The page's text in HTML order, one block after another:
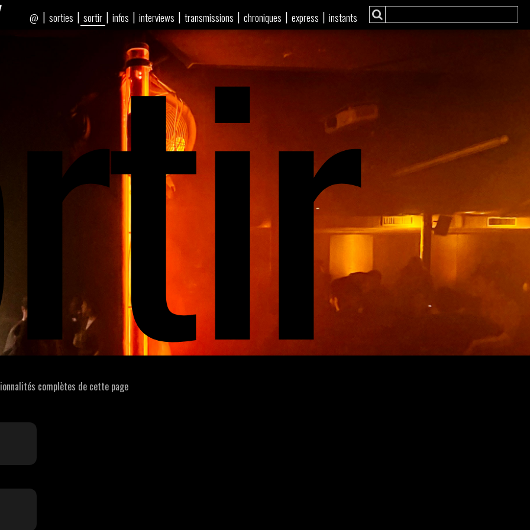
| sorties | sortir | infos | interviews | transmissions | chroniques | express | instants
@
complètes de cette page